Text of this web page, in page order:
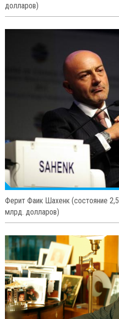
долларов)
Ферит Фаик Шахенк (состояние 2,5
млрд. долларов)